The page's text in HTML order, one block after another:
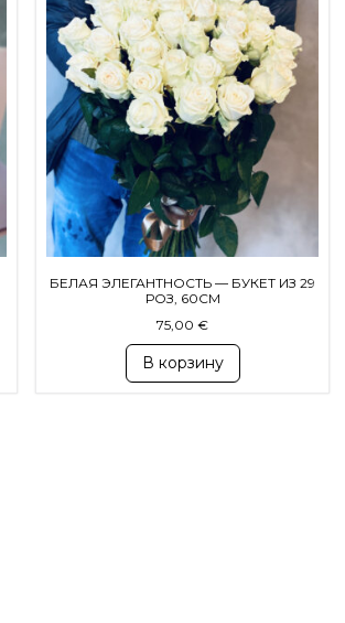
БЕЛАЯ ЭЛЕГАНТНОСТЬ — БУКЕТ ИЗ 29
РОЗ, 60СМ
75,00 €
В корзину